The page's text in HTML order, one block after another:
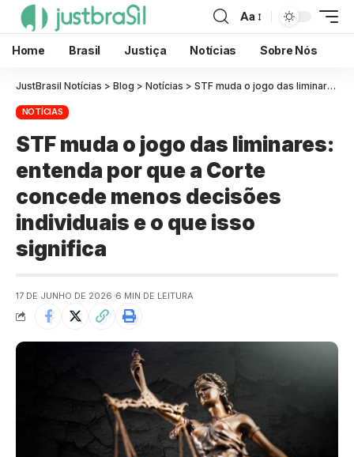
Aa
Home Brasil Justiça Notícias Sobre Nós
JustBrasil Notícias > Blog > Notícias > STF muda o jogo das liminares: entenda por que a Corte concede menos decisões individuais e o que isso significa
NOTÍCIAS
STF muda o jogo das liminares:
entenda por que a Corte
concede menos decisões
individuais e o que isso
significa
17 DE JUNHO DE 2026 6 MIN DE LEITURA